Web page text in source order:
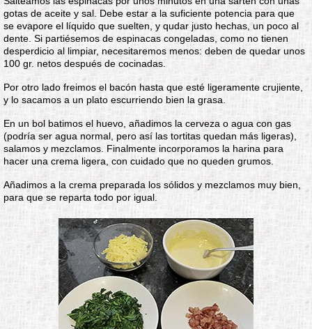
gotas de aceite y sal. Debe estar a la suficiente potencia para que
se evapore el líquido que suelten, y qudar justo hechas, un poco al
dente. Si partiésemos de espinacas congeladas, como no tienen
desperdicio al limpiar, necesitaremos menos: deben de quedar unos
100 gr. netos después de cocinadas.
Por otro lado freimos el bacón hasta que esté ligeramente crujiente,
y lo sacamos a un plato escurriendo bien la grasa.
En un bol batimos el huevo, añadimos la cerveza o agua con gas
(podría ser agua normal, pero así las tortitas quedan más ligeras),
salamos y mezclamos. Finalmente incorporamos la harina para
hacer una crema ligera, con cuidado que no queden grumos.
Añadimos a la crema preparada los sólidos y mezclamos muy bien,
para que se reparta todo por igual.